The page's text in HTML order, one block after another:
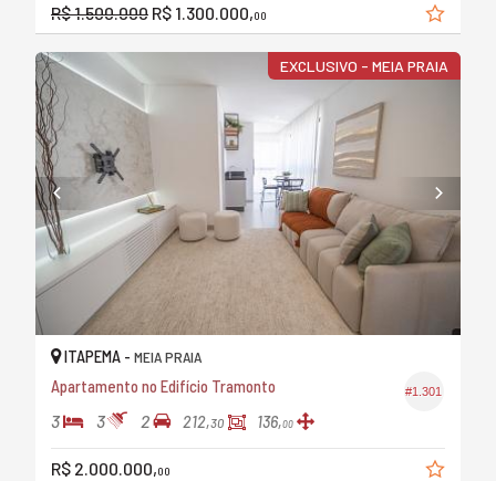
R$ 1.500.000 R$ 1.300.000,00
EXCLUSIVO - MEIA PRAIA
#1.301
ITAPEMA - MEIA PRAIA
Apartamento no Edifício Tramonto
3 3 2 212,30 136,00
R$ 2.000.000,00